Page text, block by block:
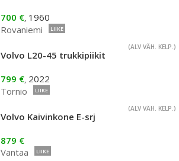
700 €, 1960
Rovaniemi
LIIKE
(ALV VÄH. KELP.)
Volvo L20-45 trukkipiikit
799 €, 2022
Tornio
LIIKE
(ALV VÄH. KELP.)
Volvo Kaivinkone E-srj
879 €
Vantaa
LIIKE